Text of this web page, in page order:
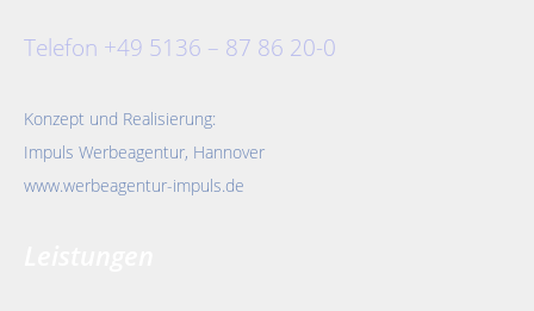
Telefon +49 5136 – 87 86 20-0
Konzept und Realisierung:
Impuls Werbeagentur, Hannover
www.werbeagentur-impuls.de